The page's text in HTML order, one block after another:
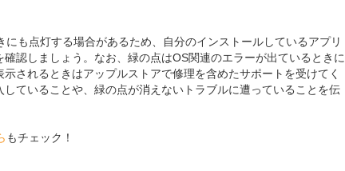
も点灯する場合があるため、自分のインストールしているアプリ
認しましょう。なお、緑の点はOS関連のエラーが出ているときに
されるときはアップルストアで修理を含めたサポートを受けてく
ていることや、緑の点が消えないトラブルに遭っていることを伝
もチェック！